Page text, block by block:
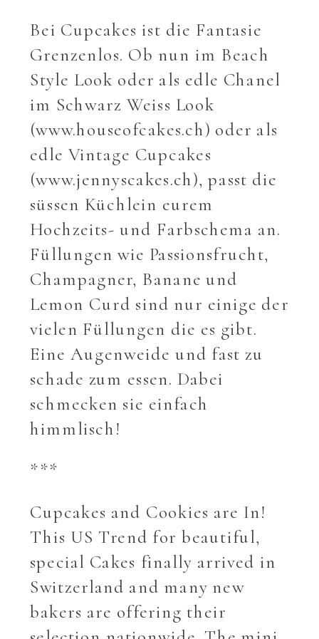
Bei Cupcakes ist die Fantasie
Grenzenlos. Ob nun im Beach
Style Look oder als edle Chanel
im Schwarz Weiss Look
(www.houseofcakes.ch) oder als
edle Vintage Cupcakes
(www.jennyscakes.ch), passt die
süssen Küchlein eurem
Hochzeits- und Farbschema an.
Füllungen wie Passionsfrucht,
Champagner, Banane und
Lemon Curd sind nur einige der
vielen Füllungen die es gibt.
Eine Augenweide und fast zu
schade zum essen. Dabei
schmecken sie einfach
himmlisch!
***
Cupcakes and Cookies are In!
This US Trend for beautiful,
special Cakes finally arrived in
Switzerland and many new
bakers are offering their